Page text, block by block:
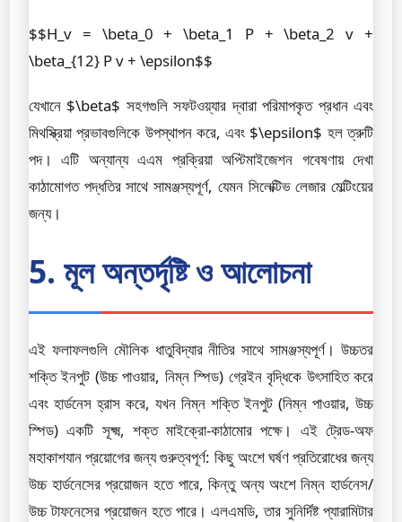
$$H_v = \beta_0 + \beta_1 P + \beta_2 v +
\beta_{12} P v + \epsilon$$
যেখানে $\beta$ সহগগুলি সফটওয়্যার দ্বারা পরিমাপকৃত প্রধান এবং
মিথস্ক্রিয়া প্রভাবগুলিকে উপস্থাপন করে, এবং $\epsilon$ হল ত্রুটি
পদ। এটি অন্যান্য এএম প্রক্রিয়া অপ্টিমাইজেশন গবেষণায় দেখা
কাঠামোগত পদ্ধতির সাথে সামঞ্জস্যপূর্ণ, যেমন সিলেক্টিভ লেজার মেল্টিংয়ের
জন্য।
5. মূল অন্তর্দৃষ্টি ও আলোচনা
এই ফলাফলগুলি মৌলিক ধাতুবিদ্যার নীতির সাথে সামঞ্জস্যপূর্ণ। উচ্চতর
শক্তি ইনপুট (উচ্চ পাওয়ার, নিম্ন স্পিড) গ্রেইন বৃদ্ধিকে উৎসাহিত করে
এবং হার্ডনেস হ্রাস করে, যখন নিম্ন শক্তি ইনপুট (নিম্ন পাওয়ার, উচ্চ
স্পিড) একটি সূক্ষ্ম, শক্ত মাইক্রো-কাঠামোর পক্ষে। এই ট্রেড-অফ
মহাকাশযান প্রয়োগের জন্য গুরুত্বপূর্ণ: কিছু অংশে ঘর্ষণ প্রতিরোধের জন্য
উচ্চ হার্ডনেসের প্রয়োজন হতে পারে, কিন্তু অন্য অংশে নিম্ন হার্ডনেস/
উচ্চ টাফনেসের প্রয়োজন হতে পারে। এলএমডি, তার সুনির্দিষ্ট প্যারামিটার